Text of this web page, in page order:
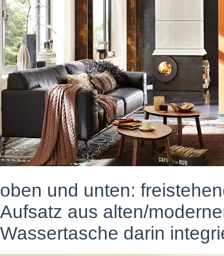
oben und unten:
Aufsatz aus alten/
Wassertasche darin